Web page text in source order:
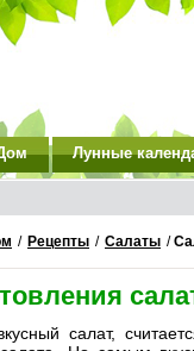
Лунные
/ Рецепты / Салаты /
салат,